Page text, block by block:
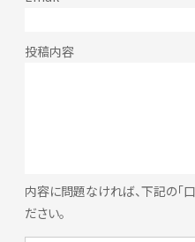
内容に問題なければ、下記の「
ださい。